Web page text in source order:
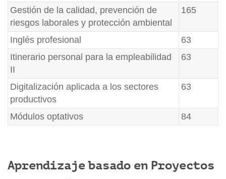
Gestión de la calidad, prevención de
riesgos laborales y protección ambiental
165
Inglés profesional
63
Itinerario personal para la empleabilidad
II
63
Digitalización aplicada a los sectores
productivos
63
Módulos optativos 84
Aprendizaje basado en Proyectos